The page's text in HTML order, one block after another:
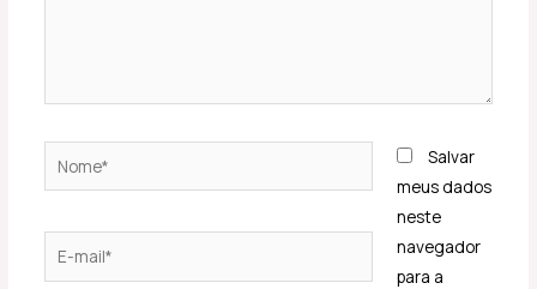
E-
mail*
Salvar
meus dados
neste
navegador
para a